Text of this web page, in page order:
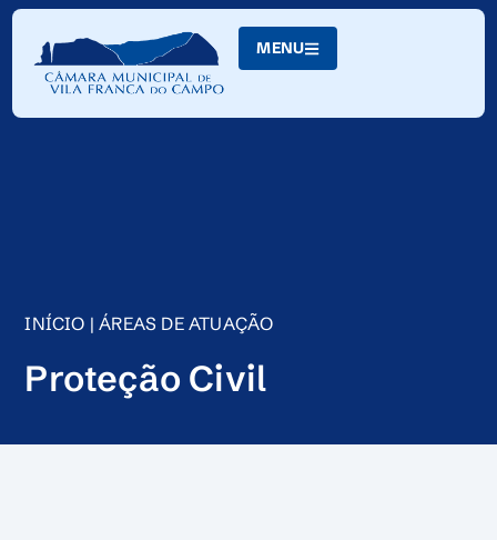
Skip
Content
MENU
INÍCIO |ÁREAS DE ATUAÇÃO
Proteção Civil